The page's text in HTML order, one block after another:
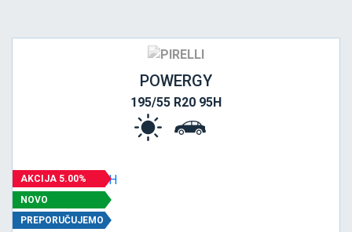
POWERGY
195/55 R20 95H
AKCIJA 5.00%
NOVO
PREPORUČUJEMO